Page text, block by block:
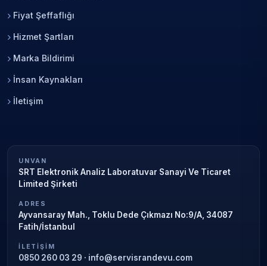
Fiyat Şeffaflığı
Hizmet Şartları
Marka Bildirimi
İnsan Kaynakları
İletişim
UNVAN
SRT Elektronik Analiz Laboratuvar Sanayi Ve Ticaret
Limited Şirketi
ADRES
Ayvansaray Mah., Toklu Dede Çıkmazı No:9/A, 34087
Fatih/İstanbul
İLETIŞIM
0850 260 03 29 · info@servisrandevu.com